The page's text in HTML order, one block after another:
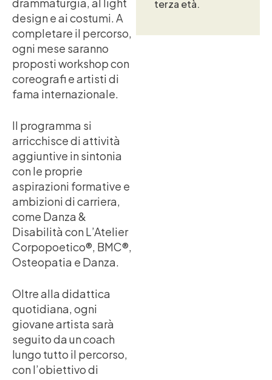
design e ai costumi. A
completare il percorso,
ogni mese saranno
proposti workshop con
coreografi e artisti di
fama internazionale.
Il programma si
arricchisce di attività
aggiuntive in sintonia
con le proprie
aspirazioni formative e
ambizioni di carriera,
come Danza &
Disabilità con L’Atelier
Corpopoetico®, BMC®,
Osteopatia e Danza.
Oltre alla didattica
quotidiana, ogni
giovane artista sarà
seguito da un coach
lungo tutto il percorso,
con l’obiettivo di
terza età.